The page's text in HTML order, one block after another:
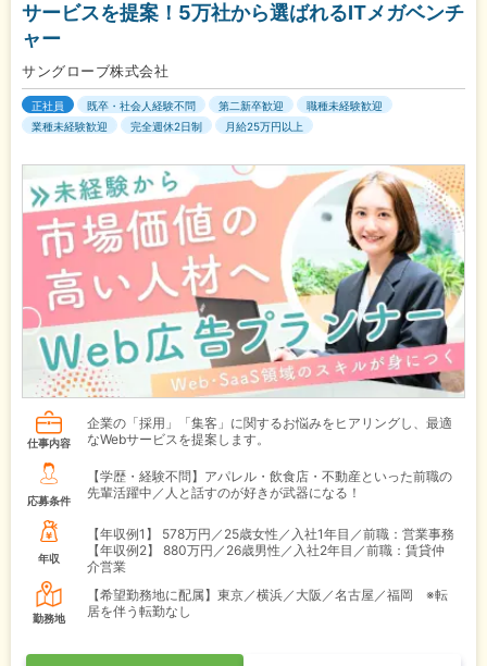
サービスを提案！5万社から選ばれるITメガベンチ
ャー
サングローブ株式会社
正社員 既卒・社会人経験不問 第二新卒歓迎
職種未経験歓迎
業種未経験歓迎
完全週休2日制 月給25万円以上
仕事内容
企業の「採用」「集客」に関するお悩みをヒアリングし、最適
なWebサービスを提案します。
応募条件
【学歴・経験不問】アパレル・飲食店・不動産といった前職の
先輩活躍中／人と話すのが好きが武器になる！
年収
【年収例1】
578万円／25歳女性／入社1年目／前職：営業事務
【年収例2】
880万円／26歳男性／入社2年目／前職：賃貸仲
介営業
勤務地
【希望勤務地に配属】東京／横浜／大阪／名古屋／福岡 ※転
居を伴う転勤なし